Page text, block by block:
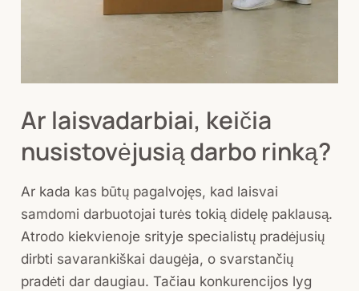
Ar laisvadarbiai, keičia
nusistovėjusią darbo rinką?
Ar kada kas būtų pagalvojęs, kad laisvai
samdomi darbuotojai turės tokią didelę paklausą.
Atrodo kiekvienoje srityje specialistų pradėjusių
dirbti savarankiškai daugėja, o svarstančių
pradėti dar daugiau. Tačiau konkurencijos lyg